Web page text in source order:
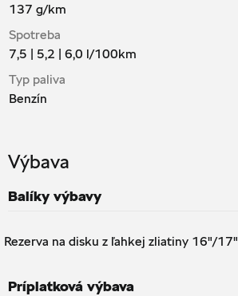
137 g/km
Spotreba
7,5 | 5,2 | 6,0 l/100km
Typ paliva
Benzín
Výbava
Balíky výbavy
Rezerva na disku z ľahkej zliatiny 16"/17"
Príplatková výbava